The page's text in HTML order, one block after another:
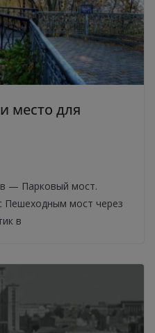
место для
— Парковый мост.
Пешеходным мост через
в